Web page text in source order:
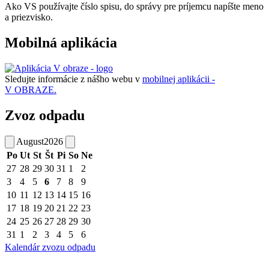
Ako VS používajte číslo spisu, do správy pre príjemcu napíšte meno
a priezvisko.
Mobilná aplikácia
Sledujte informácie z nášho webu v mobilnej aplikácii -
V OBRAZE.
Zvoz odpadu
August2026
Po Ut St Št Pi So Ne
27 28 29 30 31 1
2
3
4 5 6 7 8
9
10 11 12 13 14 15 16
17 18 19 20 21 22 23
24 25 26 27 28 29 30
31 1 2 3 4 5
6
Kalendár zvozu odpadu